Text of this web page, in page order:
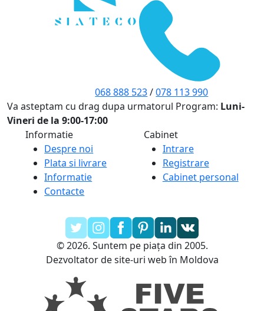
068 888 523/078 113 990
Va asteptam cu drag dupa urmatorul Program: Luni-
Vineri de la 9:00-17:00
Informatie
Despre noi
Plata si livrare
Informatie
Contacte
Cabinet
Intrare
Registrare
Cabinet personal
© 2026. Suntem pe piața din 2005.
Dezvoltator de site-uri web în Moldova